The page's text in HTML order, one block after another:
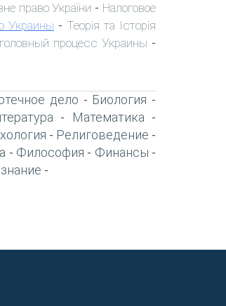
право України - Налоговое
Украины - Теорія та Історія
процесс Украины -
дело - Биология -
- Математика -
- Религоведение -
- Философия - Финансы -
-